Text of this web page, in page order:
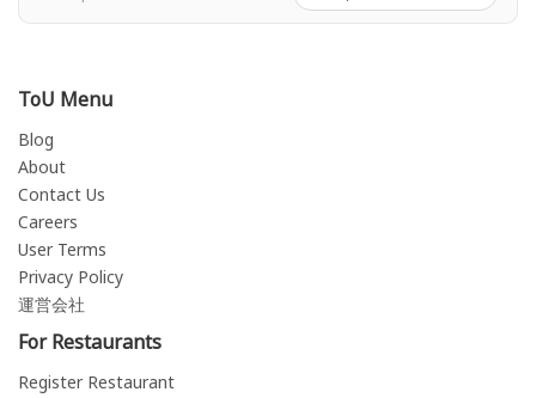
ToU Menu
Blog
About
Contact Us
Careers
User Terms
Privacy Policy
運営会社
For Restaurants
Register Restaurant